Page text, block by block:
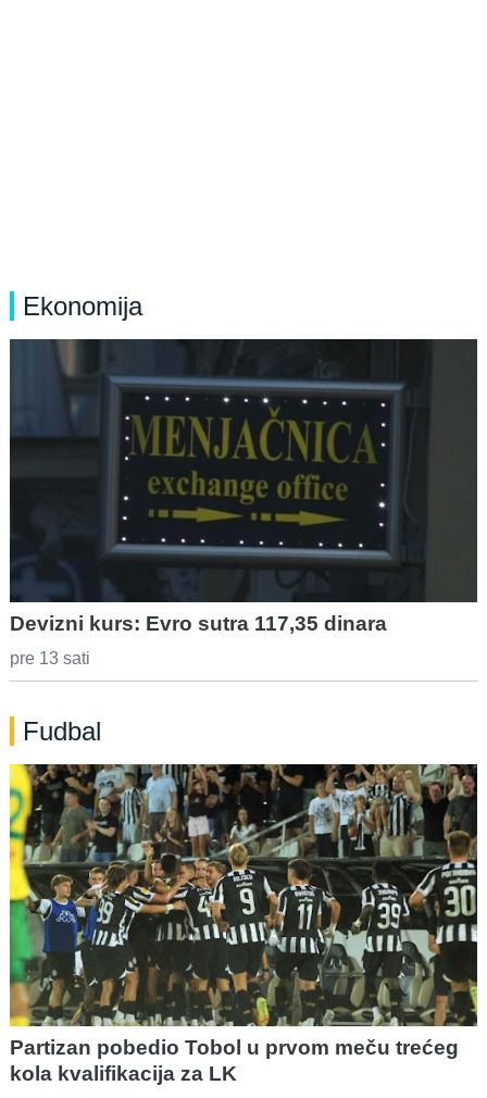
Ekonomija
Devizni kurs: Evro sutra 117,35 dinara
pre 13 sati
Fudbal
Partizan pobedio Tobol u prvom meču trećeg
kola kvalifikacija za LK